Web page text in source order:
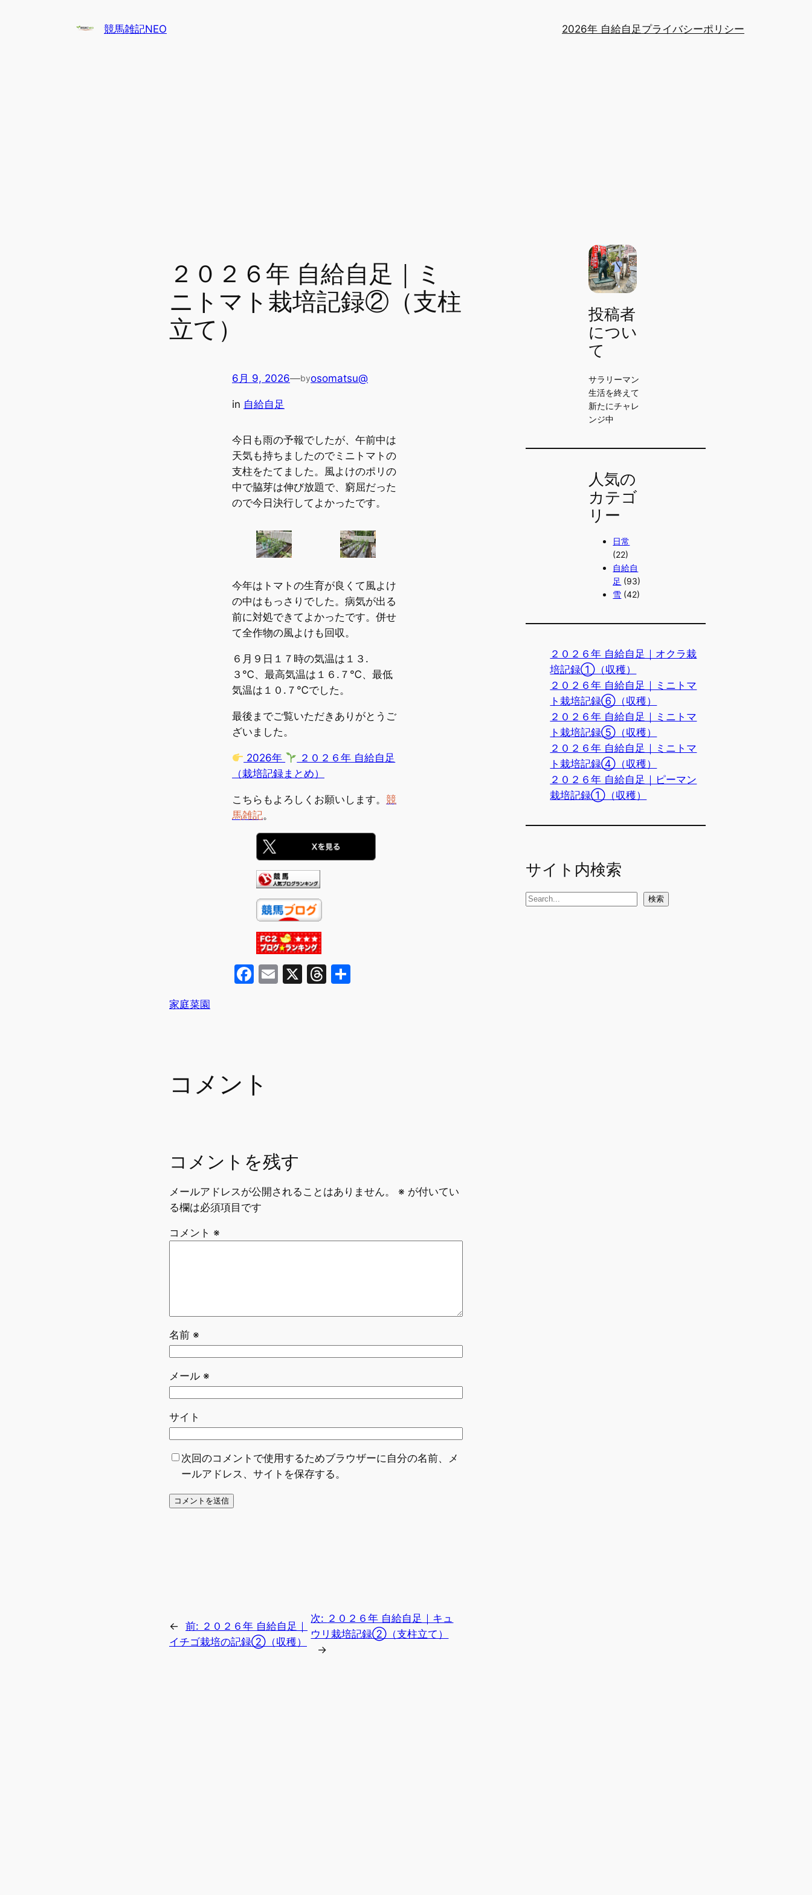
競馬雑記NEO 2026年 自給自足プライバシーポリシー
２０２６年 自給自足｜ミ
ニトマト栽培記録②（支柱
立て）
6月 9, 2026—byosomatsu@
in 自給自足
今日も雨の予報でしたが、午前中は
天気も持ちましたのでミニトマトの
支柱をたてました。風よけのポリの
中で脇芽は伸び放題で、窮屈だった
ので今日決行してよかったです。
今年はトマトの生育が良くて風よけ
の中はもっさりでした。病気が出る
前に対処できてよかったです。併せ
て全作物の風よけも回収。
６月９日１７時の気温は１３.
３℃、最高気温は１６.７℃、最低
気温は１０.７℃でした。
最後までご覧いただきありがとうご
ざいました。
2026年
２０２６年 自給自足
（栽培記録まとめ）
こちらもよろしくお願いします。 競
馬雑記。
F
o
o
E
X
T
家庭菜園
コメント
コメントを残す
メールアドレスが公開されることはありません。 ※ が付いてい
る欄は必須項目です
コメント ※
名前 ※
メール ※
サイト
次回のコメントで使用するためブラウザーに自分の名前、メ
ールアドレス、サイトを保存する。
← 前: ２０２６年 自給自足｜
イチゴ栽培の記録②（収穫）
次: ２０２６年 自給自足｜キュ
ウリ栽培記録②（支柱立て）
→
投稿者
につい
て
サラリーマン
生活を終えて
新たにチャレ
ンジ中
人気の
カテゴ
リー
日常
(22)
自給自
足 (93)
雪 (42)
２０２６年 自給自足｜オクラ栽
培記録①（収穫）
２０２６年 自給自足｜ミニトマ
ト栽培記録⑥（収穫）
２０２６年 自給自足｜ミニトマ
ト栽培記録⑤（収穫）
２０２６年 自給自足｜ミニトマ
ト栽培記録④（収穫）
２０２６年 自給自足｜ピーマン
栽培記録①（収穫）
サイト内検索
検
検索